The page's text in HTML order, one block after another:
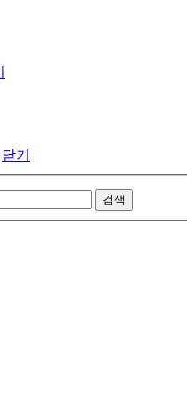
닫기
검색